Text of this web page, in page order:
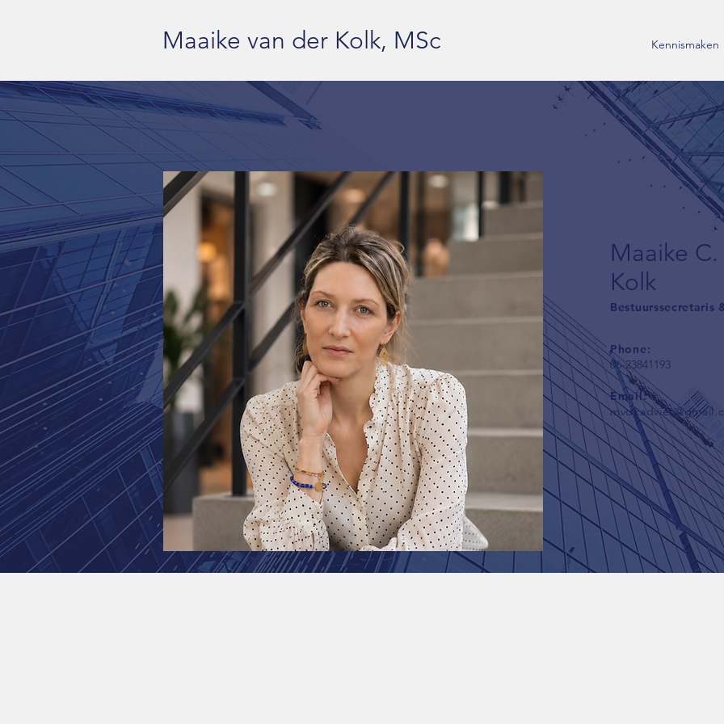
Kennismaken
Maaike van der Kolk, MSc
Maaike
Kolk
Bestuurssecretaris
Phone:
06-23841193
Email: